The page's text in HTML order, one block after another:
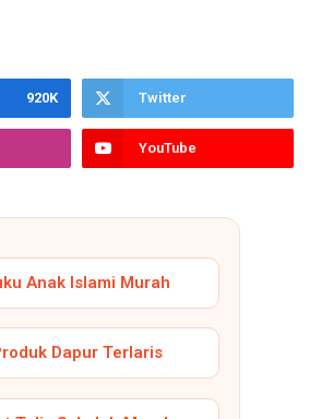
920K Twitter
YouTube
Anak Islami Murah
Dapur Terlaris